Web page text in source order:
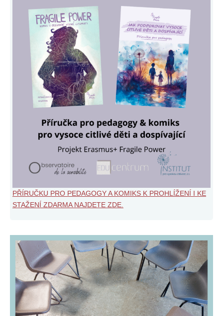
PŘÍRUČKU PRO PEDAGOGY A KOMIKS K PROHLÍŽENÍ I KE
STAŽENÍ ZDARMA NAJDETE ZDE.